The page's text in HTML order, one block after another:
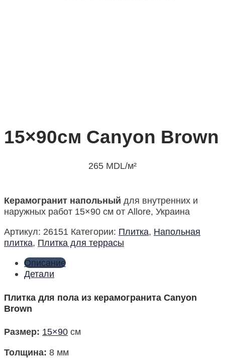
15×90см Canyon Brown
265 MDL/м²
Керамогранит напольный для внутренних и
наружных работ 15×90 см от Allore, Украина
Артикул: 26151 Категории: Плитка, Напольная
плитка, Плитка для террасы
Описание
Детали
Плитка для пола из керамогранита Canyon
Brown
Размер: 15×90 см
Толщина: 8 мм